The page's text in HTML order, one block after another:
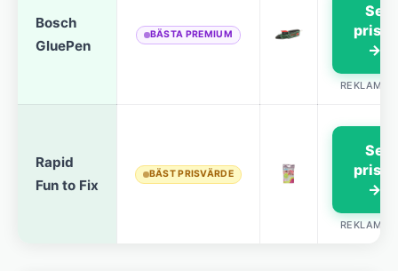
Bosch
GluePen
BÄSTA PREMIUM
Se
priset
→
Rapid
Fun to Fix
BÄST PRISVÄRDE
Se
priset
→